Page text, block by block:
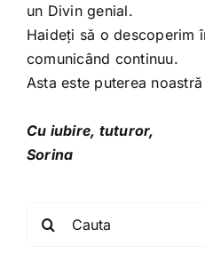
un Divin genial.
Haideți să o descoperim
comunicând continuu.
Asta este puterea
Cu iubire, tuturor,
Sorina